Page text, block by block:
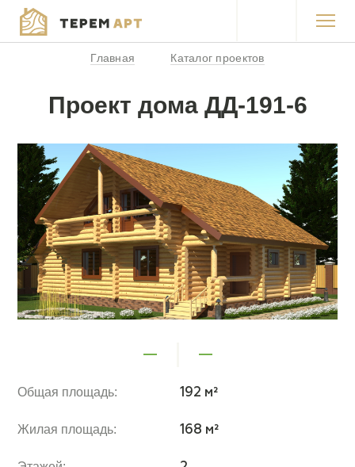
Каталог проектов
Продукция
Покупка в кредит
Работы
О компании
Контакты
Главная Каталог проектов
Проект дома ДД-191-6
Общая площадь: 192 м²
Жилая площадь: 168 м²